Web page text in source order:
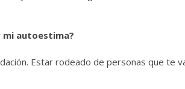
mi autoestima?
Estar rodeado de personas que te